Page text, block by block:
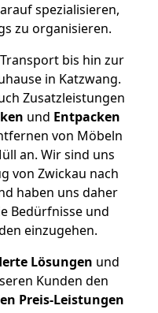
spezialisieren,
zu organisieren.
bis hin zur
in Katzwang.
Zusatzleistungen
und Entpacken
von Möbeln
an. Wir sind uns
von Zwickau nach
haben uns daher
Bedürfnisse und
einzugehen.
Lösungen und
Kunden den
Preis-Leistungen